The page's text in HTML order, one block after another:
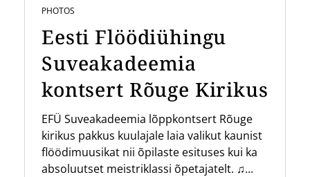
PHOTOS
Eesti Flöödiühingu
Suveakadeemia
kontsert Rõuge Kirikus
EFÜ Suveakadeemia lõppkontsert Rõuge
kirikus pakkus kuulajale laia valikut kaunist
flöödimuusikat nii õpilaste esituses kui ka
absoluutset meistriklassi õpetajatelt. ♫...